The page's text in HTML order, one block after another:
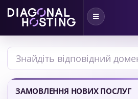
Переключити
навігацію
ЗАМОВЛЕННЯ НОВИХ ПОСЛУГ